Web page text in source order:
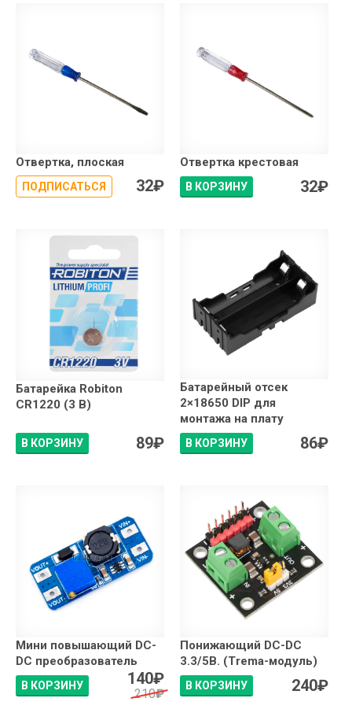
Отвертка, плоская
ПОДПИСАТЬСЯ 32₽
Отвертка крестовая
В КОРЗИНУ 32₽
Батарейка Robiton
CR1220 (3 В)
В КОРЗИНУ 89₽
Батарейный отсек
2×18650 DIP для
монтажа на плату
В КОРЗИНУ 86₽
Мини повышающий DC-
DC преобразователь
В КОРЗИНУ 140₽
210₽
Понижающий DC-DC
3.3/5В. (Trema-модуль)
В КОРЗИНУ 240₽